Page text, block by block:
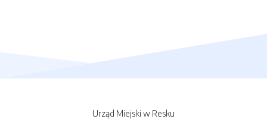
Urząd Miejski w Resku